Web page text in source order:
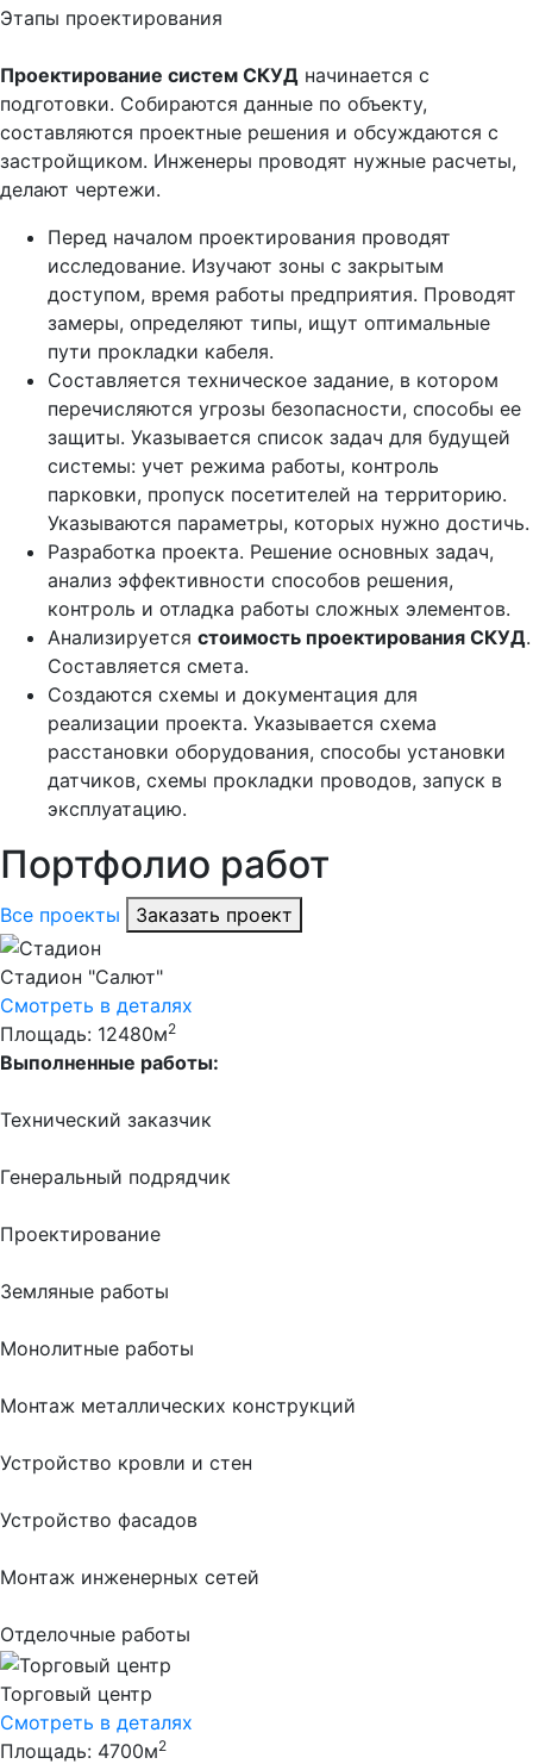
Этапы проектирования
Проектирование систем СКУД начинается с
подготовки. Собираются данные по объекту,
составляются проектные решения и обсуждаются с
застройщиком. Инженеры проводят нужные расчеты,
делают чертежи.
Перед началом проектирования проводят
исследование. Изучают зоны с закрытым
доступом, время работы предприятия. Проводят
замеры, определяют типы, ищут оптимальные
пути прокладки кабеля.
Составляется техническое задание, в котором
перечисляются угрозы безопасности, способы ее
защиты. Указывается список задач для будущей
системы: учет режима работы, контроль
парковки, пропуск посетителей на территорию.
Указываются параметры, которых нужно достичь.
Разработка проекта. Решение основных задач,
анализ эффективности способов решения,
контроль и отладка работы сложных элементов.
Анализируется стоимость проектирования СКУД.
Составляется смета.
Создаются схемы и документация для
реализации проекта. Указывается схема
расстановки оборудования, способы установки
датчиков, схемы прокладки проводов, запуск в
эксплуатацию.
Портфолио работ
Все проекты Заказать проект
Стадион "Салют"
Смотреть в деталях
Площадь: 12480м2
Выполненные работы:
Технический заказчик
Генеральный подрядчик
Проектирование
Земляные работы
Монолитные работы
Монтаж металлических конструкций
Устройство кровли и стен
Устройство фасадов
Монтаж инженерных сетей
Отделочные работы
Торговый центр
Смотреть в деталях
Площадь: 4700м2